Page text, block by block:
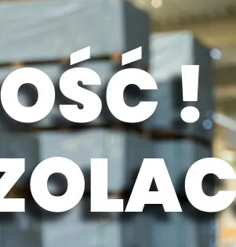
Kołki montażowe